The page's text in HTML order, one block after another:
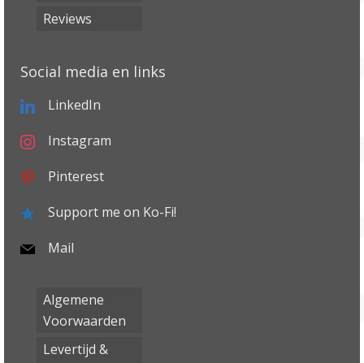
Reviews
Social media en links
LinkedIn
Instagram
Pinterest
Support me on Ko-Fi!
Mail
Algemene
Voorwaarden
Levertijd &